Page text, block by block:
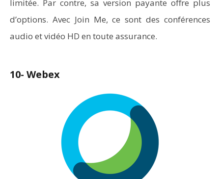
limitée. Par contre, sa version payante offre plus
d’options. Avec Join Me, ce sont des conférences
audio et vidéo HD en toute assurance.
10- Webex